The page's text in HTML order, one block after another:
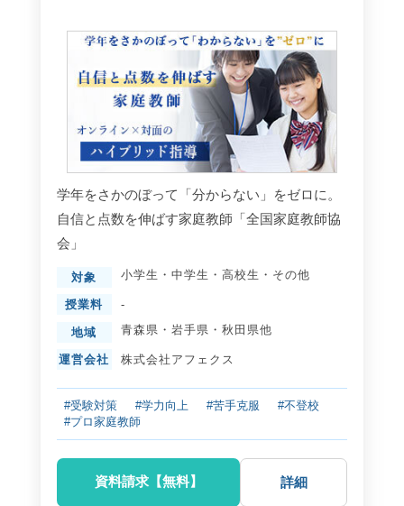
学年をさかのぼって「分からない」をゼロに。
自信と点数を伸ばす家庭教師「全国家庭教師協
会」
対象 小学生 ・ 中学生 ・ 高校生 ・ その他
授業料 -
地域 青森県 ・ 岩手県 ・ 秋田県他
運営会社 株式会社アフェクス
#受験対策 #学力向上 #苦手克服
#不登校
#プロ家庭教師
資料請求【無料】 詳細